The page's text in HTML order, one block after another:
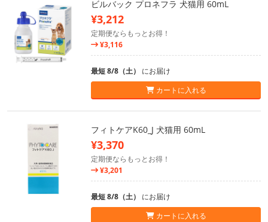
ビルバック プロネフラ 犬猫用 60mL
¥3,212
定期便ならもっとお得！
¥3,116
最短 8/8（土） にお届け
カートに入れる
フィトケアK60_J 犬猫用 60mL
¥3,370
定期便ならもっとお得！
¥3,201
最短 8/8（土） にお届け
カートに入れる